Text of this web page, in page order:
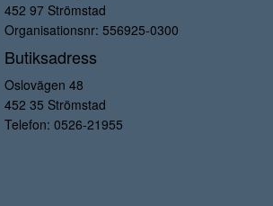
452 97 Strömstad
Organisationsnr: 556925-0300
Butiksadress
Oslovägen 48
452 35 Strömstad
Telefon: 0526-21955